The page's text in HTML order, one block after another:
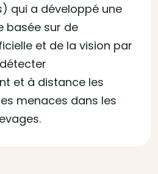
qui a développé une
basée sur de
et de la vision par
et à distance les
menaces dans les